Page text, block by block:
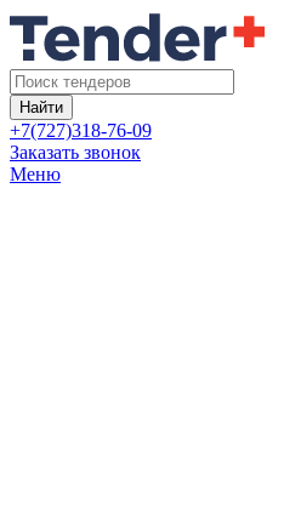
Найти
+7(727)318-76-09
Заказать звонок
Меню